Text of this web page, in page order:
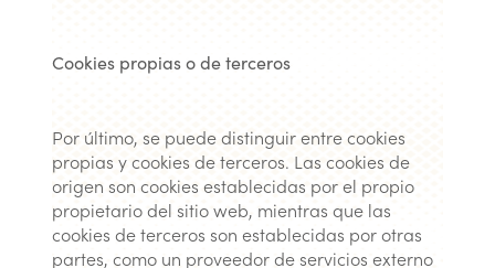
Cookies propias o de terceros
Por último, se puede distinguir entre cookies
propias y cookies de terceros. Las cookies de
origen son cookies establecidas por el propio
propietario del sitio web, mientras que las
cookies de terceros son establecidas por otras
partes, como un proveedor de servicios externo